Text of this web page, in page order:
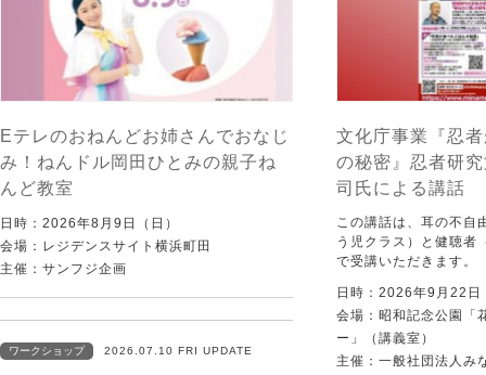
Eテレのおねんどお姉さんでおなじ
み！ねんドル岡田ひとみの親子ね
んど教室
日時：2026年8月9日（日）
会場：レジデンスサイト横浜町田
主催：サンフジ企画
ワークショップ 2026.07.10 FRI UPDATE
文化庁事業『忍
の秘密』忍者研
司氏による講話
この講話は、耳の不自
う児クラス）と健聴者
で受講いただきます。
日時：2026年9月22日
会場：昭和記念公園「
ー」（講義室）
主催：一般社団法人み